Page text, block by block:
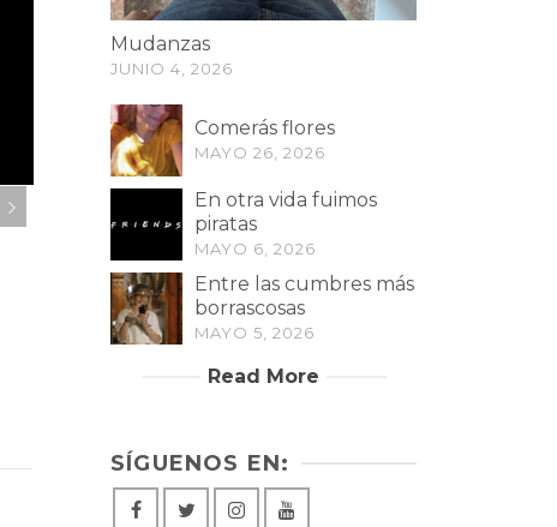
Entre las cumbres
más borrascosas
Mudanzas
JUNIO 4, 2026
Comerás flores
MAYO 26, 2026
En otra vida fuimos
piratas
MAYO 6, 2026
Entre las cumbres más
borrascosas
MAYO 5, 2026
Read More
SÍGUENOS EN: